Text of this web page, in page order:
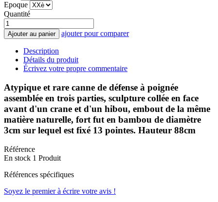
Epoque
Quantité
Ajouter au panier ajouter pour comparer
Description
Détails du produit
Écrivez votre propre commentaire
Atypique et rare canne de défense à poignée
assemblée en trois parties, sculpture collée en face
avant d'un crane et d'un hibou, embout de la même
matière naturelle, fort fut en bambou de diamètre
3cm sur lequel est fixé 13 pointes. Hauteur 88cm
Référence
En stock 1 Produit
Références spécifiques
Soyez le premier à écrire votre avis !